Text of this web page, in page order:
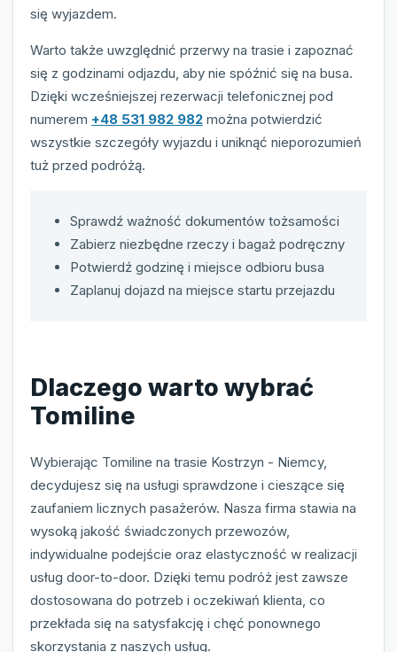
się wyjazdem.
Warto także uwzględnić przerwy na trasie i zapoznać
się z godzinami odjazdu, aby nie spóźnić się na busa.
Dzięki wcześniejszej rezerwacji telefonicznej pod
numerem +48 531 982 982 można potwierdzić
wszystkie szczegóły wyjazdu i uniknąć nieporozumień
tuż przed podróżą.
Sprawdź ważność dokumentów tożsamości
Zabierz niezbędne rzeczy i bagaż podręczny
Potwierdź godzinę i miejsce odbioru busa
Zaplanuj dojazd na miejsce startu przejazdu
Dlaczego warto wybrać
Tomiline
Wybierając Tomiline na trasie Kostrzyn - Niemcy,
decydujesz się na usługi sprawdzone i cieszące się
zaufaniem licznych pasażerów. Nasza firma stawia na
wysoką jakość świadczonych przewozów,
indywidualne podejście oraz elastyczność w realizacji
usług door-to-door. Dzięki temu podróż jest zawsze
dostosowana do potrzeb i oczekiwań klienta, co
przekłada się na satysfakcję i chęć ponownego
skorzystania z naszych usług.